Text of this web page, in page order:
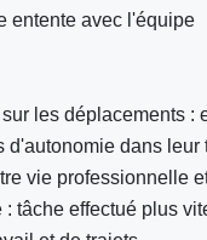
entente avec l'équipe
les déplacements :
dans leur
vie professionnelle
tâche effectué plus